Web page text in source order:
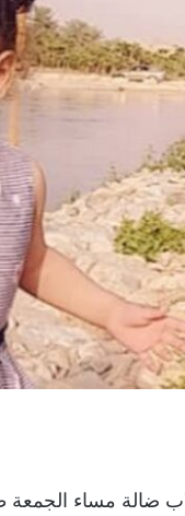
مساء الجمعة